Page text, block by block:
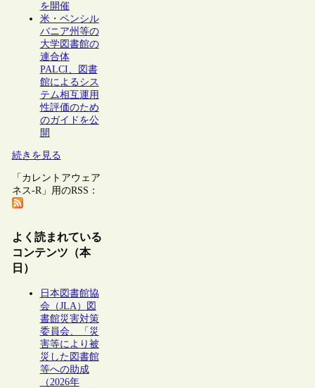
を開催
米・ペンシル
バニア州等の
大学図書館の
連合体
PALCI、図書
館によるシス
テム相互運用
性評価のため
のガイドを公
開
続きを見る
「カレントアウェア
ネス-R」用のRSS：
よく読まれている
コンテンツ（本
日）
日本図書館協
会（JLA）図
書館災害対策
委員会、「災
害等により被
災した図書館
等への助成
（2026年